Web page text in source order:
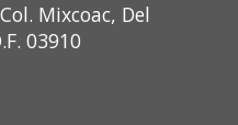
Mixcoac, Del
03910